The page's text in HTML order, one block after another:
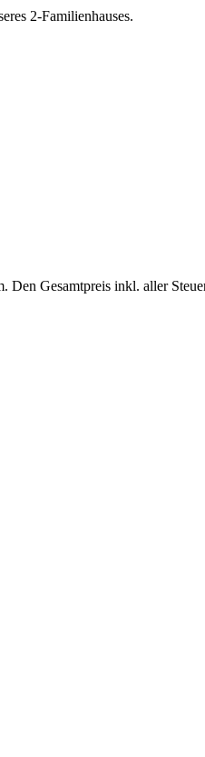
2-Familienhauses.
Gesamtpreis inkl. aller